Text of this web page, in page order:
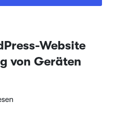
Website
von Geräten